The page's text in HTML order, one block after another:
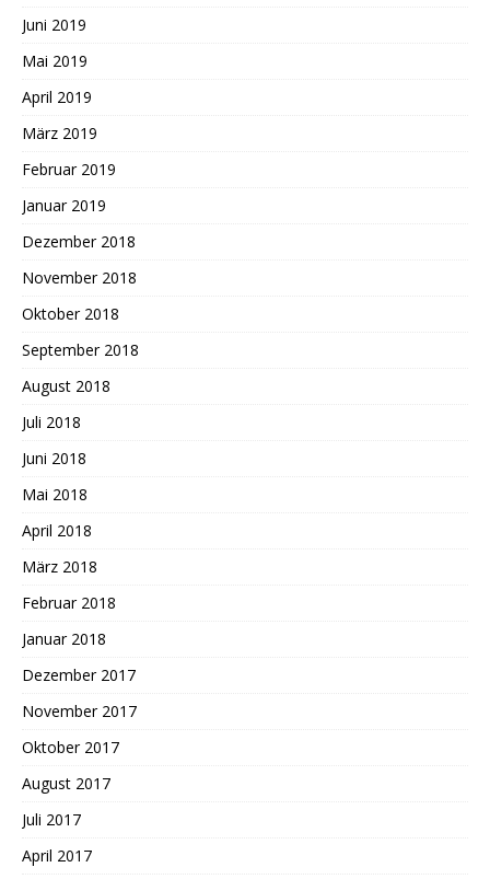
Juni 2019
Mai 2019
April 2019
März 2019
Februar 2019
Januar 2019
Dezember 2018
November 2018
Oktober 2018
September 2018
August 2018
Juli 2018
Juni 2018
Mai 2018
April 2018
März 2018
Februar 2018
Januar 2018
Dezember 2017
November 2017
Oktober 2017
August 2017
Juli 2017
April 2017